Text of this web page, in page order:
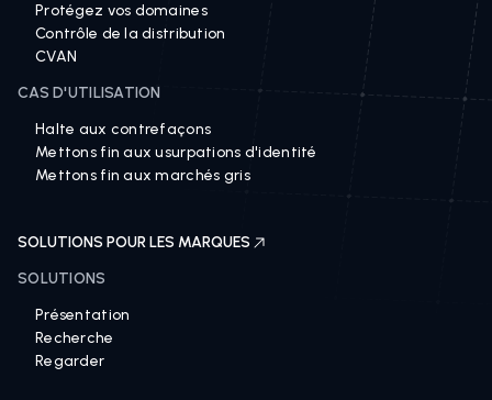
Protégez vos domaines
Contrôle de la distribution
CVAN
CAS D'UTILISATION
Halte aux contrefaçons
Mettons fin aux usurpations d'identité
Mettons fin aux marchés gris
SOLUTIONS POUR LES MARQUES
SOLUTIONS
Présentation
Recherche
Regarder